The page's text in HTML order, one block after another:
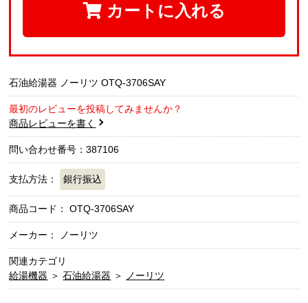
カートに入れる
石油給湯器 ノーリツ OTQ-3706SAY
最初のレビューを投稿してみませんか？
商品レビューを書く
問い合わせ番号：387106
支払方法： 銀行振込
商品コード：OTQ-3706SAY
メーカー： ノーリツ
関連カテゴリ
給湯機器 ＞ 石油給湯器 ＞ ノーリツ